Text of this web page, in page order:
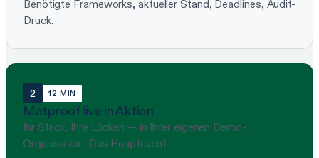
Benötigte Frameworks, aktueller Stand, Deadlines, Audit-
Druck.
2 12 MIN
Matproof live in Aktion
Ihr Stack, Ihre Lücken — in Ihrer eigenen Demo-
Organisation. Das Hauptevent.